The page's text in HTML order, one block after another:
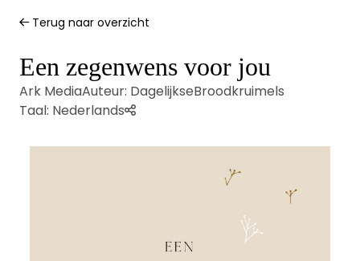
Terug naar overzicht
Een zegenwens voor jou
Ark MediaAuteur: DagelijkseBroodkruimels
Taal: Nederlands